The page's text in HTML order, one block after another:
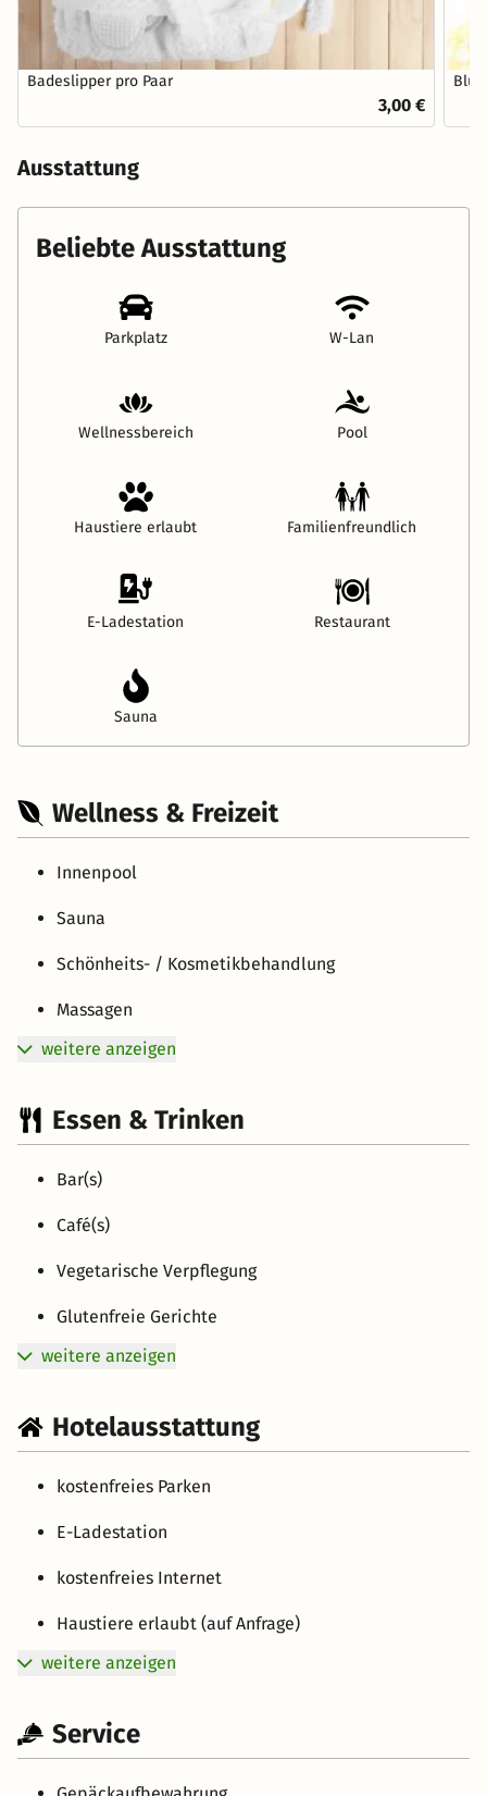
Badeslipper pro Paar
3,00 €
Ausstattung
Beliebte Ausstattung
Parkplatz W-Lan
Wellnessbereich Pool
Haustiere erlaubt Familienfreundlich
E-Ladestation Restaurant
Sauna
Wellness & Freizeit
Innenpool
Sauna
Schönheits- / Kosmetikbehandlung
Massagen
weitere anzeigen
Essen & Trinken
Bar(s)
Café(s)
Vegetarische Verpflegung
Glutenfreie Gerichte
weitere anzeigen
Hotelausstattung
kostenfreies Parken
E-Ladestation
kostenfreies Internet
Haustiere erlaubt (auf Anfrage)
weitere anzeigen
Service